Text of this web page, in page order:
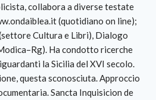
collabora a diverse testate
(quotidiano on line);
Cultura e Libri), Dialogo
Ha condotto ricerche
la Sicilia del XVI secolo.
questa sconosciuta. Approccio
Sancta Inquisicion de